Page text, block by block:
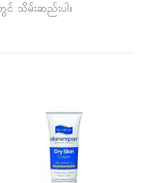
သိမ်းဆည်းပါ။